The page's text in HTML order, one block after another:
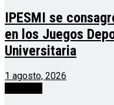
IPESMI se
en los Juegos
Universitaria
1 agosto, 2026